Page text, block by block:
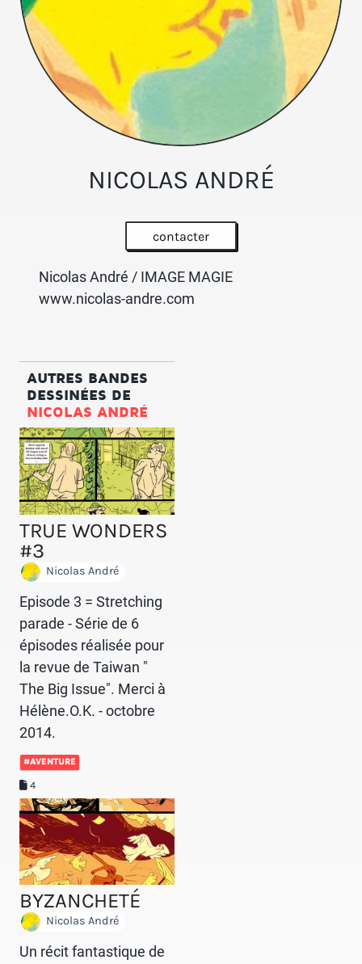
NICOLAS ANDRÉ
contacter
Nicolas André / IMAGE MAGIE
www.nicolas-andre.com
AUTRES BANDES
DESSINÉES DE
NICOLAS ANDRÉ
TRUE WONDERS
#3
Nicolas André
Episode 3 = Stretching
parade - Série de 6
épisodes réalisée pour
la revue de Taiwan "
The Big Issue". Merci à
Hélène.O.K. - octobre
2014.
#AVENTURE
4
BYZANCHETÉ
Nicolas André
Un récit fantastique de